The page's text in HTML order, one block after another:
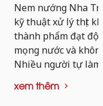
Nem nướng Nha
kỹ thuật xử lý thịt
thành phẩm đạt độ
mọng nước và
Nhiều người tự
xem thêm